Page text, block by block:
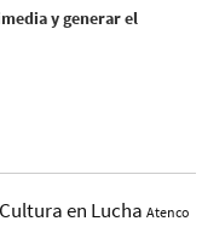
y generar el
en Lucha Atenco